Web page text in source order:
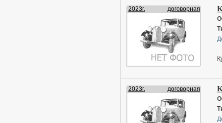
2023г. договорная
2023г. договорная